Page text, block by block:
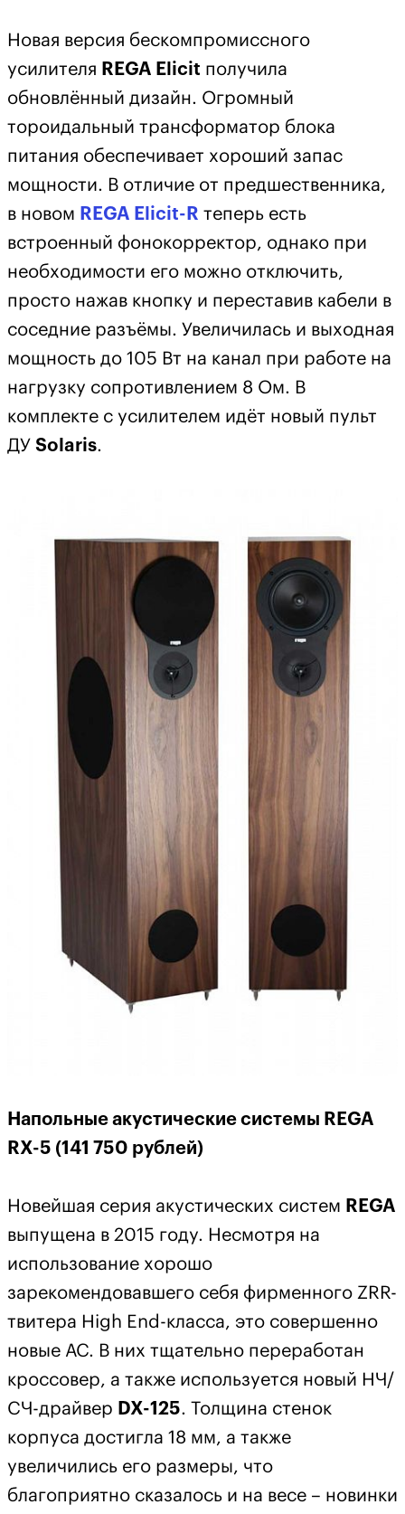
Новая версия бескомпромиссного
усилителя REGA Elicit получила
обновлённый дизайн. Огромный
тороидальный трансформатор блока
питания обеспечивает хороший запас
мощности. В отличие от предшественника,
в новом REGA Elicit-R теперь есть
встроенный фонокорректор, однако при
необходимости его можно отключить,
просто нажав кнопку и переставив кабели в
соседние разъёмы. Увеличилась и выходная
мощность до 105 Вт на канал при работе на
нагрузку сопротивлением 8 Ом. В
комплекте с усилителем идёт новый пульт
ДУ Solaris.
Напольные акустические системы REGA
RX-5 (141 750 рублей)
Новейшая серия акустических систем REGA
выпущена в 2015 году. Несмотря на
использование хорошо
зарекомендовавшего себя фирменного ZRR-
твитера High End-класса, это совершенно
новые АС. В них тщательно переработан
кроссовер, а также используется новый НЧ/
СЧ-драйвер DX-125. Толщина стенок
корпуса достигла 18 мм, а также
увеличились его размеры, что
благоприятно сказалось и на весе – новинки